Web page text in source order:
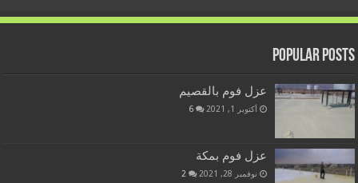
Popular Posts
عزل فوم بالقصيم
أكتوبر 1, 2021 6
عزل فوم بمكة
نوفمبر 28, 2021 2